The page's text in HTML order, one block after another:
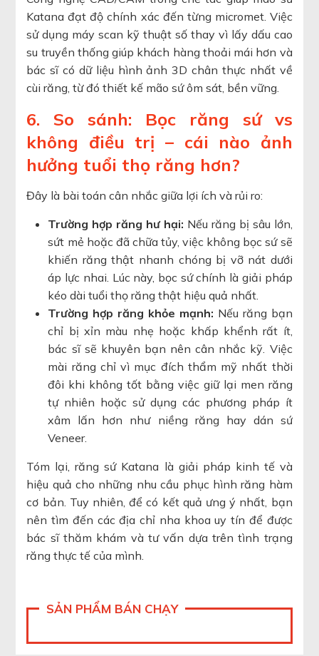
Katana đạt độ chính xác đến từng micromet. Việc
sử dụng máy scan kỹ thuật số thay vì lấy dấu cao
su truyền thống giúp khách hàng thoải mái hơn và
bác sĩ có dữ liệu hình ảnh 3D chân thực nhất về
cùi răng, từ đó thiết kế mão sứ ôm sát, bền vững.
6. So sánh: Bọc răng sứ vs
không điều trị – cái nào ảnh
hưởng tuổi thọ răng hơn?
Đây là bài toán cân nhắc giữa lợi ích và rủi ro:
Trường hợp răng hư hại: Nếu răng bị sâu lớn,
sứt mẻ hoặc đã chữa tủy, việc không bọc sứ sẽ
khiến răng thật nhanh chóng bị vỡ nát dưới
áp lực nhai. Lúc này, bọc sứ chính là giải pháp
kéo dài tuổi thọ răng thật hiệu quả nhất.
Trường hợp răng khỏe mạnh: Nếu răng bạn
chỉ bị xỉn màu nhẹ hoặc khấp khểnh rất ít,
bác sĩ sẽ khuyên bạn nên cân nhắc kỹ. Việc
mài răng chỉ vì mục đích thẩm mỹ nhất thời
đôi khi không tốt bằng việc giữ lại men răng
tự nhiên hoặc sử dụng các phương pháp ít
xâm lấn hơn như niềng răng hay dán sứ
Veneer.
Tóm lại, răng sứ Katana là giải pháp kinh tế và
hiệu quả cho những nhu cầu phục hình răng hàm
cơ bản. Tuy nhiên, để có kết quả ưng ý nhất, bạn
nên tìm đến các địa chỉ nha khoa uy tín để được
bác sĩ thăm khám và tư vấn dựa trên tình trạng
răng thực tế của mình.
SẢN PHẨM BÁN CHẠY